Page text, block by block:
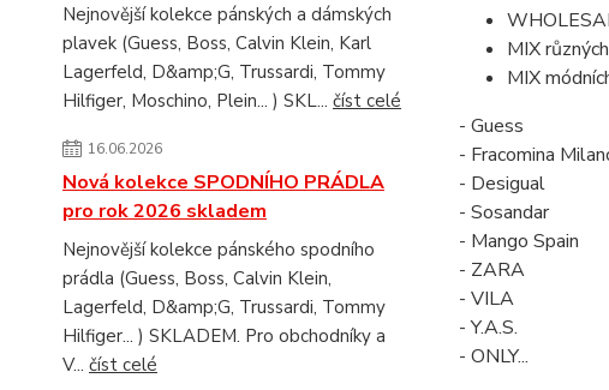
Nejnovější kolekce pánských a dámských
plavek (Guess, Boss, Calvin Klein, Karl
Lagerfeld, D&amp;G, Trussardi, Tommy
Hilfiger, Moschino, Plein... ) SKL... číst celé
16.06.2026
Nová kolekce SPODNÍHO PRÁDLA
pro rok 2026 skladem
Nejnovější kolekce pánského spodního
prádla (Guess, Boss, Calvin Klein,
Lagerfeld, D&amp;G, Trussardi, Tommy
Hilfiger... ) SKLADEM. Pro obchodníky a
V... číst celé
MIX
MIX
- Guess
- Fracomina
- Desigual
- Sosandar
- Mango Spain
- ZARA
- VILA
- Y.A.S.
- ONLY...